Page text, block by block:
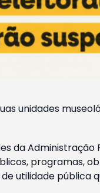
unidades
da Administração
programas,
utilidade pública